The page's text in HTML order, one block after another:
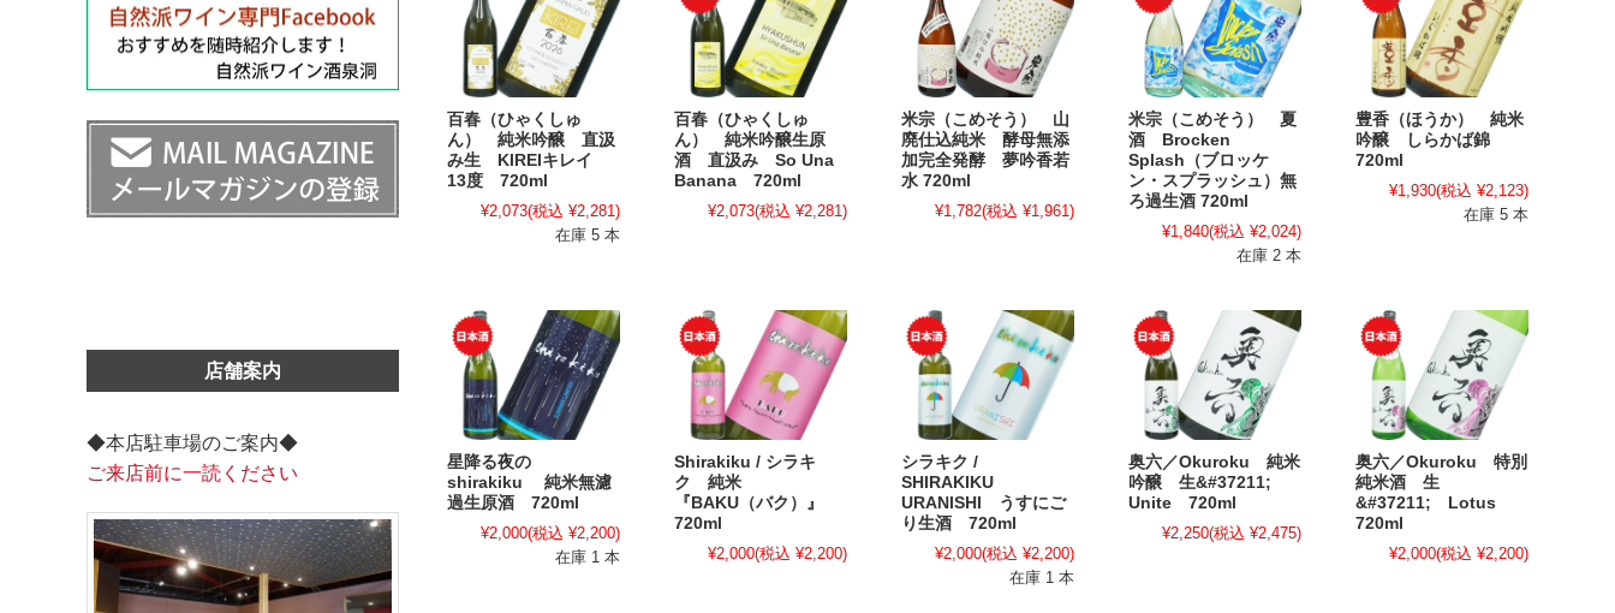
百春（ひゃくしゅ
ん） 純米吟醸 直汲
み生 KIREIキレイ
13度 720ml
¥2,073(税込 ¥2,281)
在庫 5 本
百春（ひゃくしゅ
ん） 純米吟醸生原
酒 直汲み So Una
Banana 720ml
¥2,073(税込 ¥2,281)
米宗（こめそう） 山
廃仕込純米 酵母無添
加完全発酵 夢吟香若
水 720ml
¥1,782(税込 ¥1,961)
米宗（こめそう） 夏
酒 Brocken
Splash（ブロッケ
ン・スプラッシュ）無
ろ過生酒 720ml
¥1,840(税込 ¥2,024)
在庫 2 本
豊香（ほうか） 純米
吟醸 しらかば錦
720ml
¥1,930(税込 ¥2,123)
在庫 5 本
星降る夜の
shirakiku 純米無濾
過生原酒 720ml
¥2,000(税込 ¥2,200)
在庫 1 本
Shirakiku / シラキ
ク 純米
『BAKU（バク）』
720ml
¥2,000(税込 ¥2,200)
シラキク /
SHIRAKIKU
URANISHI うすにご
り生酒 720ml
¥2,000(税込 ¥2,200)
在庫 1 本
奥六／Okuroku 純米
吟醸 生&#37211;
Unite 720ml
¥2,250(税込 ¥2,475)
奥六／Okuroku 特別
純米酒 生
&#37211; Lotus
720ml
¥2,000(税込 ¥2,200)
店舗案内
◆本店駐車場のご案内◆
ご来店前に一読ください